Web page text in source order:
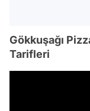
Gökkuşağı
Tarifleri